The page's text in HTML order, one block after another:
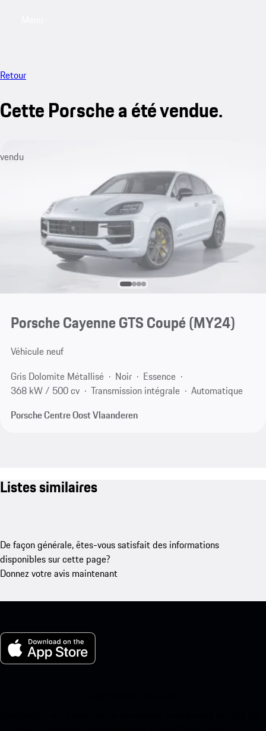
Retour
Cette Porsche a été vendue.
vendu
Porsche Cayenne GTS Coupé (MY24)
Véhicule neuf
Gris Dolomite Métallisé
Noir
Essence
368 kW / 500 cv
Transmission intégrale
Automatique
Porsche Centre Oost Vlaanderen
Listes similaires
De façon générale, êtes-vous satisfait des informations
disponibles sur cette page?
Donnez votre avis maintenant